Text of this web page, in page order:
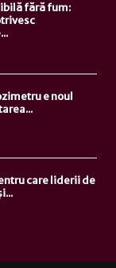
fără fum:
e noul
care liderii de